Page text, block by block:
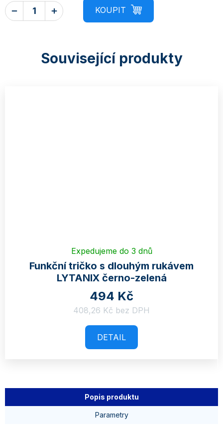
Související produkty
Expedujeme do 3 dnů
Funkční tričko s dlouhým rukávem
LYTANIX černo-zelená
494 Kč
408,26 Kč bez DPH
DETAIL
Popis produktu
Parametry